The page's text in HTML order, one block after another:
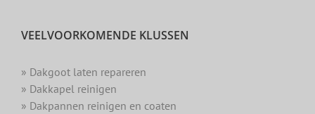
VEELVOORKOMENDE KLUSSEN
» Dakgoot laten repareren
» Dakkapel reinigen
» Dakpannen reinigen en coaten